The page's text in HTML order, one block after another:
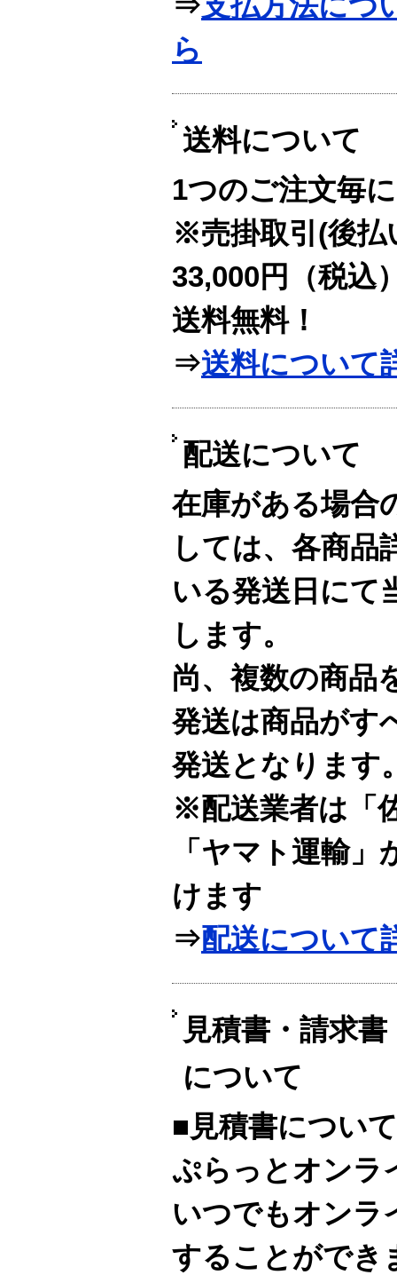
ら
送料について
1つのご注文毎に
※売掛取引(後払
33,000円（税込
送料無料！
⇒送料について
配送について
在庫がある場合
しては、各商品
いる発送日にて
します。
尚、複数の商品
発送は商品がす
発送となります
※配送業者は「
「ヤマト運輸
けます
⇒配送について
見積書・請求
について
■見積書について
ぷらっとオンラ
いつでもオンラ
することができ